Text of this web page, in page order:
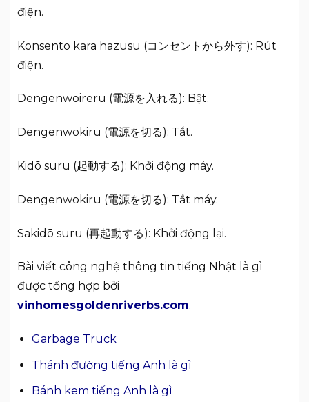
điện.
Konsento kara hazusu (コンセントから外す): Rút
điện.
Dengenwoireru (電源を入れる): Bật.
Dengenwokiru (電源を切る): Tắt.
Kidō suru (起動する): Khởi động máy.
Dengenwokiru (電源を切る): Tắt máy.
Sakidō suru (再起動する): Khởi động lại.
Bài viết công nghệ thông tin tiếng Nhật là gì
được tổng hợp bởi
vinhomesgoldenriverbs.com.
Garbage Truck
Thánh đường tiếng Anh là gì
Bánh kem tiếng Anh là gì